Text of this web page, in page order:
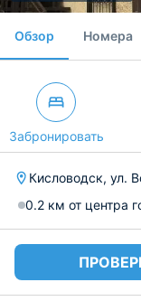
Обзор Номера
Забронировать
Кисловодск, ул.
0.2 км от центра